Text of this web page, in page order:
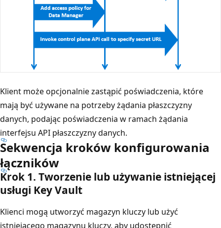
Klient może opcjonalnie zastąpić poświadczenia, które
mają być używane na potrzeby żądania płaszczyzny
danych, podając poświadczenia w ramach żądania
interfejsu API płaszczyzny danych.
Sekwencja kroków konfigurowania
łączników
Krok 1. Tworzenie lub używanie istniejącej
usługi Key Vault
Klienci mogą utworzyć magazyn kluczy lub użyć
istniejącego magazynu kluczy, aby udostępnić